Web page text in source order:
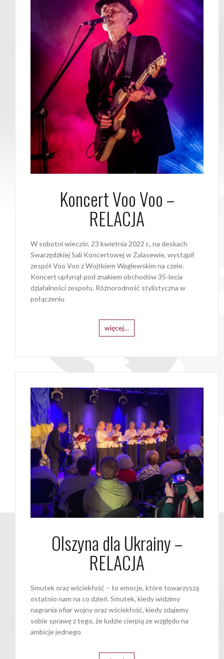
Koncert Voo Voo –
RELACJA
W sobotni wieczór, 23 kwietnia 2022 r., na deskach
Swarzędzkiej Sali Koncertowej w Zalasewie, wystąpił
zespół Voo Voo z Wojtkiem Waglewskim na czele.
Koncert upłynął pod znakiem obchodów 35-lecia
działalności zespołu. Różnorodność stylistyczna w
połączeniu
więcej…
Olszyna dla Ukrainy –
RELACJA
Smutek oraz wściekłość – to emocje, które towarzyszą
ostatnio nam na co dzień. Smutek, kiedy widzimy
nagrania ofiar wojny oraz wściekłość, kiedy zdajemy
sobie sprawę z tego, że ludzie cierpią ze względu na
ambicje jednego